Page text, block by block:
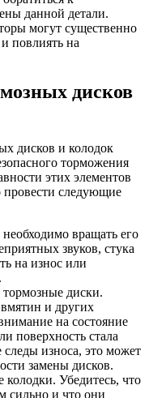
данной детали.
могут существенно
повлиять на
дисков
дисков и колодок
торможения
этих элементов
провести следующие
вращать его
звуков, стука
на износ или
диски.
и других
на состояние
поверхность стала
износа, это может
замены дисков.
Убедитесь, что
сильно и что они